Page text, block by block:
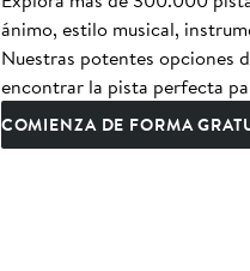
ánimo, estilo musical,
Nuestras potentes opciones
encontrar la pista perfecta
COMIENZA DE FORMA